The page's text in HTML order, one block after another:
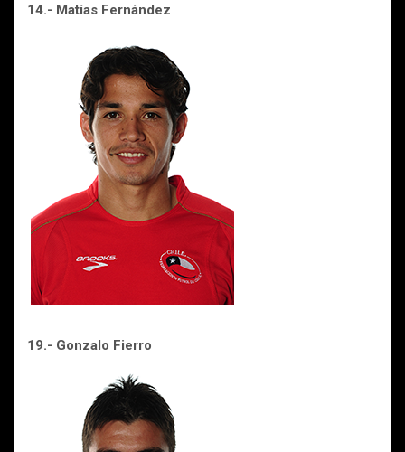
14.- Matías Fernández
19.- Gonzalo Fierro